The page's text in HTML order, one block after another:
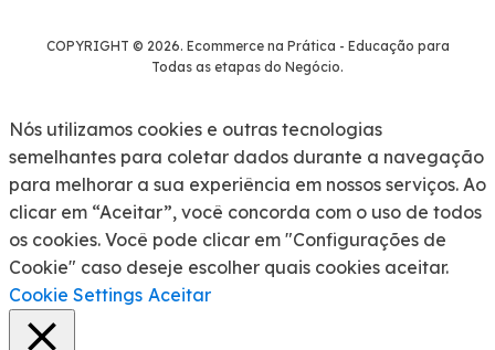
COPYRIGHT © 2026. Ecommerce na Prática - Educação para
Todas as etapas do Negócio.
Nós utilizamos cookies e outras tecnologias
semelhantes para coletar dados durante a navegação
para melhorar a sua experiência em nossos serviços. Ao
clicar em “Aceitar”, você concorda com o uso de todos
os cookies. Você pode clicar em "Configurações de
Cookie" caso deseje escolher quais cookies aceitar.
Cookie Settings Aceitar